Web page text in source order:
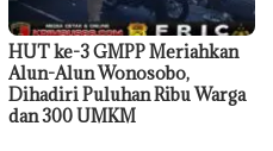
HUT ke-3 GMPP Meriahkan
Alun-Alun Wonosobo,
Dihadiri Puluhan Ribu Warga
dan 300 UMKM